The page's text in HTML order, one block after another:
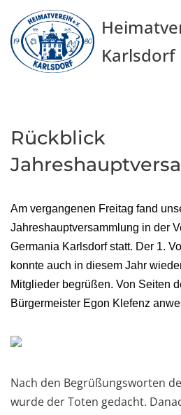
Zum
Inhalt
springen
Karlsdorf
Rückblick
Am vergangenen Freitag fand
Jahreshauptversammlung in der
Germania Karlsdorf statt. Der 1.
konnte auch in diesem Jahr
Mitglieder begrüßen. Von Seiten
Bürgermeister Egon Klefenz
Nach den Begrüßungsworten
wurde der Toten gedacht.